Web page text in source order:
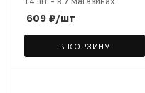
609 ₽/шт
В КОРЗИНУ